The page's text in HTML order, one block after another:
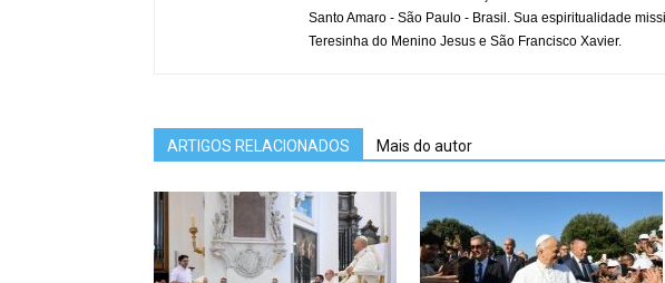
Santo Amaro - São Paulo - Brasil. Sua espiritualidade
Teresinha do Menino Jesus e São Francisco Xavier.
ARTIGOS RELACIONADOS Mais do autor